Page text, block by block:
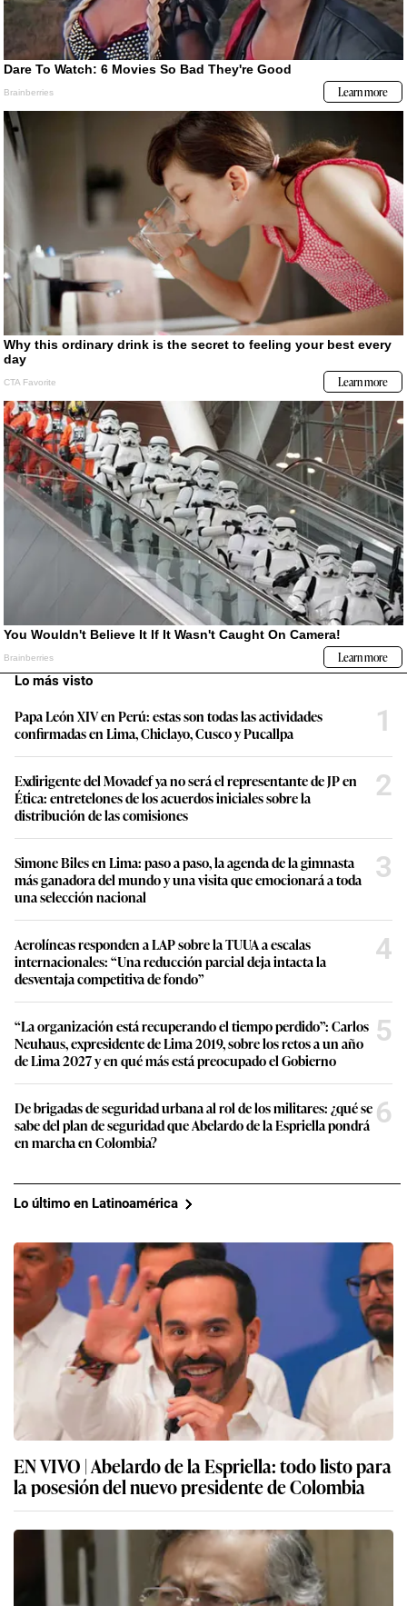
Lo más visto
Papa León XIV en Perú: estas son todas las actividades
confirmadas en Lima, Chiclayo, Cusco y Pucallpa
1
Exdirigente del Movadef ya no será el representante de JP en
Ética: entretelones de los acuerdos iniciales sobre la
distribución de las comisiones
2
Simone Biles en Lima: paso a paso, la agenda de la gimnasta
más ganadora del mundo y una visita que emocionará a toda
una selección nacional
3
Aerolíneas responden a LAP sobre la TUUA a escalas
internacionales: “Una reducción parcial deja intacta la
desventaja competitiva de fondo”
4
“La organización está recuperando el tiempo perdido”: Carlos
Neuhaus, expresidente de Lima 2019, sobre los retos a un año
de Lima 2027 y en qué más está preocupado el Gobierno
5
De brigadas de seguridad urbana al rol de los militares: ¿qué se
sabe del plan de seguridad que Abelardo de la Espriella pondrá
en marcha en Colombia?
6
Lo último en Latinoamérica
EN VIVO | Abelardo de la Espriella: todo listo para
la posesión del nuevo presidente de Colombia